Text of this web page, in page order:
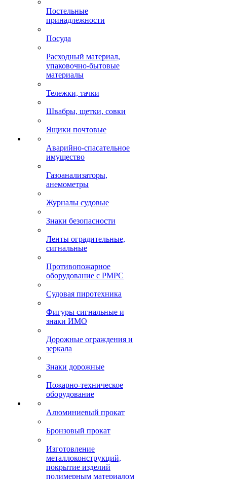
Постельные
принадлежности
Посуда
Расходный материал,
упаковочно-бытовые
материалы
Тележки, тачки
Швабры, щетки, совки
Ящики почтовые
Аварийно-спасательное
имущество
Газоанализаторы,
анемометры
Журналы судовые
Знаки безопасности
Ленты оградительные,
сигнальные
Противопожарное
оборудование с РМРС
Судовая пиротехника
Фигуры сигнальные и
знаки ИМО
Дорожные ограждения и
зеркала
Знаки дорожные
Пожарно-техническое
оборудование
Алюминиевый прокат
Бронзовый прокат
Изготовление
металлоконструкций,
покрытие изделий
полимерным материалом